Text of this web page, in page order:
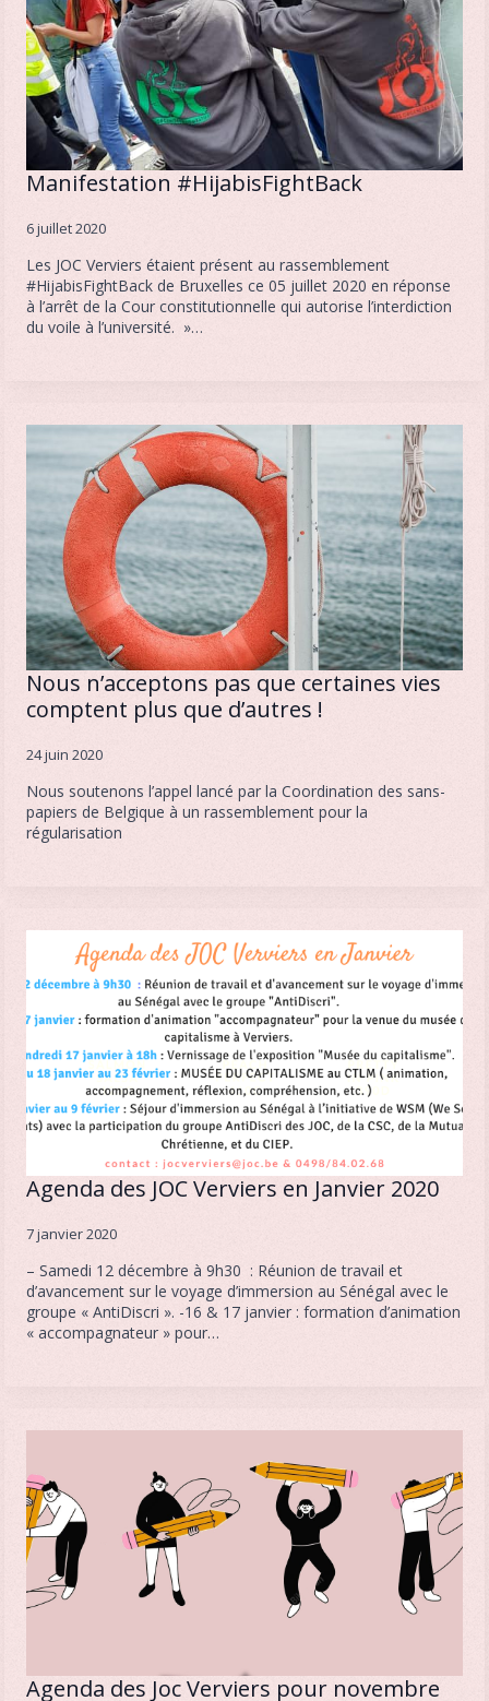
Manifestation #HijabisFightBack
6 juillet 2020
Les JOC Verviers étaient présent au rassemblement
#HijabisFightBack de Bruxelles ce 05 juillet 2020 en réponse
à l’arrêt de la Cour constitutionnelle qui autorise l’interdiction
du voile à l’université. »…
Nous n’acceptons pas que certaines vies
comptent plus que d’autres !
24 juin 2020
Nous soutenons l’appel lancé par la Coordination des sans-
papiers de Belgique à un rassemblement pour la
régularisation
Agenda des JOC Verviers en Janvier 2020
7 janvier 2020
– Samedi 12 décembre à 9h30 : Réunion de travail et
d’avancement sur le voyage d’immersion au Sénégal avec le
groupe « AntiDiscri ». -16 & 17 janvier : formation d’animation
« accompagnateur » pour…
Agenda des Joc Verviers pour novembre